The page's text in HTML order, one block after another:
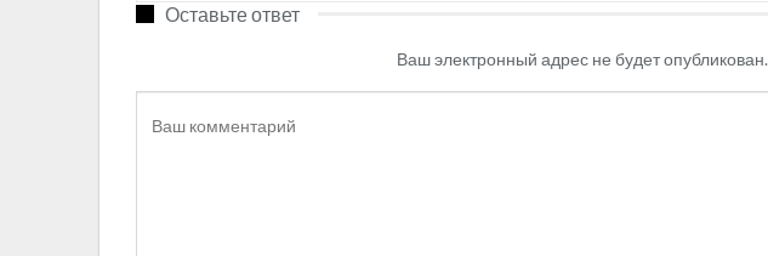
Оставьте ответ
Ваш электронный адрес не будет опубликован.